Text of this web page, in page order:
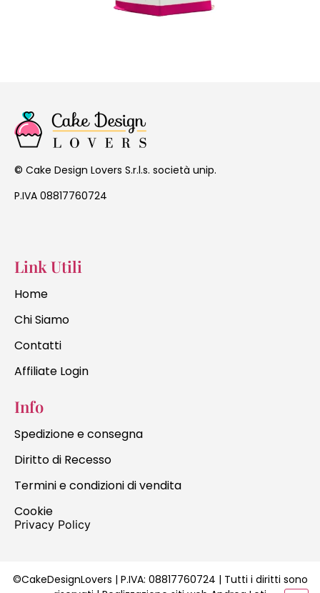
© Cake Design Lovers S.r.l.s. società unip.
P.IVA 08817760724
Link Utili
Home
Chi Siamo
Contatti
Affiliate Login
Info
Spedizione e consegna
Diritto di Recesso
Termini e condizioni di vendita
Cookie
Privacy Policy
©CakeDesignLovers | P.IVA: 08817760724 | Tutti i diritti sono